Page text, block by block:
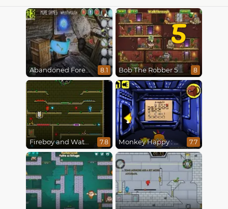
Abandoned Forest House 8.1
5
Bob The Robber 5 The Temple Adventure 8
Fireboy and Watergirl 5 : Elements 7.8 Monkey Happy : Stage 0112 7.7